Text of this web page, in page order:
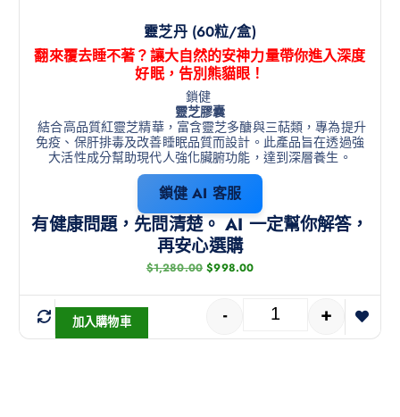
靈芝丹 (60粒/盒)
翻來覆去睡不著？讓大自然的安神力量帶你進入深度
好眠，告別熊貓眼！
鎖健
靈芝膠囊
結合高品質紅靈芝精華，富含靈芝多醣與三萜類，專為提升
免疫、保肝排毒及改善睡眠品質而設計 。此產品旨在透過強
大活性成分幫助現代人強化臟腑功能，達到深層養生。
鎖健 AI 客服
有健康問題，先問清楚。 AI 一定幫你解答，
再安心選購
$1,280.00 $998.00
- +
加入購物車